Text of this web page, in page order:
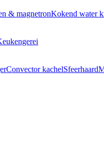
& magnetronKokend water
Convector kachelSfeerhaard